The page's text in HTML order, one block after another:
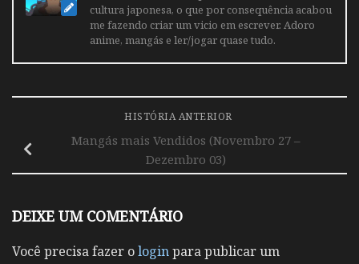
cultura japonesa, o que por consequência acabou
me fazendo criar um vicio em escrever. Adoro
anime, mangás e ler/jogar quase tudo.
HISTÓRIA ANTERIOR
Mangás mais Vendidos (Novembro 27 –
Dezembro 03)
DEIXE UM COMENTÁRIO
Você precisa fazer ologinpara publicar um